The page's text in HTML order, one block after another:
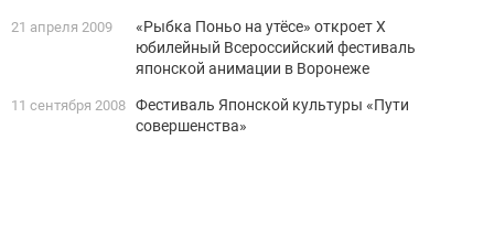
21 апреля 2009
«Рыбка Поньо на утёсе» откроет X
юбилейный Всероссийский фестиваль
японской анимации в Воронеже
11 сентября 2008 Фестиваль Японской культуры «Пути
совершенства»